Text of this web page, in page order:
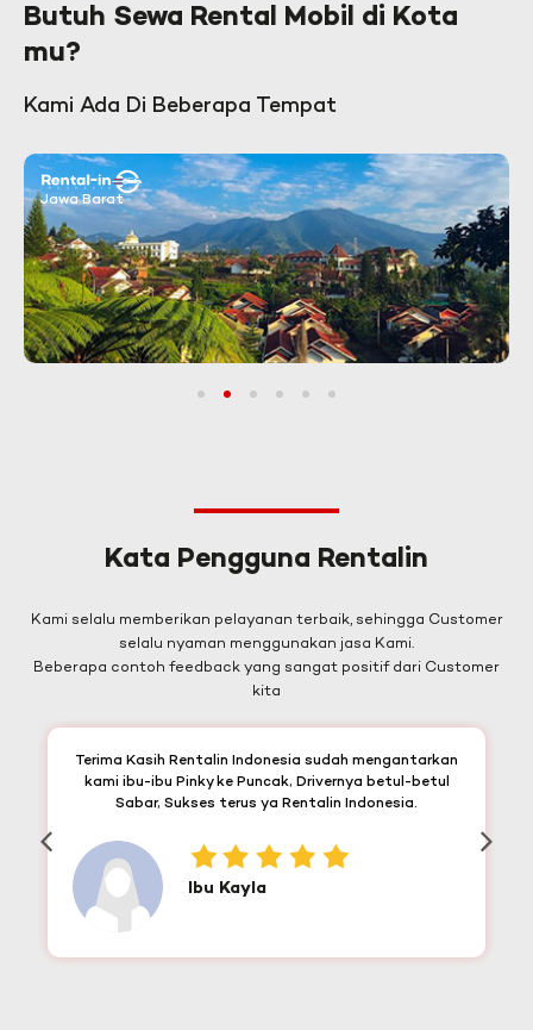
Butuh Sewa Rental Mobil di Kota
mu?
Kami Ada Di Beberapa Tempat
Jawa Barat
3 4 5 6
Kata Pengguna Rentalin
Kami selalu memberikan pelayanan terbaik, sehingga Customer
selalu nyaman menggunakan jasa Kami.
Beberapa contoh feedback yang sangat positif dari Customer
kita
Terima Kasih Rentalin Indonesia sudah mengantarkan
kami ibu-ibu Pinky ke Puncak, Drivernya betul-betul
Sabar, Sukses terus ya Rentalin Indonesia.
Ibu Kayla